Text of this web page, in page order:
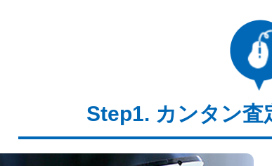
カンタン査